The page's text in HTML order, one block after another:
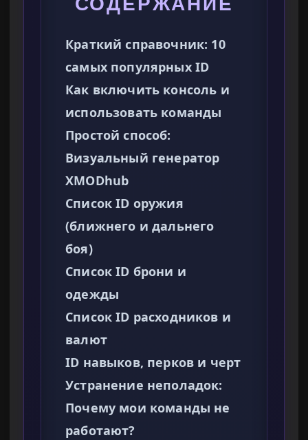
Краткий справочник: 10
самых популярных ID
Как включить консоль и
использовать команды
Простой способ:
Визуальный генератор
XMODhub
Список ID оружия
(ближнего и дальнего
боя)
Список ID брони и
одежды
Список ID расходников и
валют
ID навыков, перков и черт
Устранение неполадок:
Почему мои команды не
работают?